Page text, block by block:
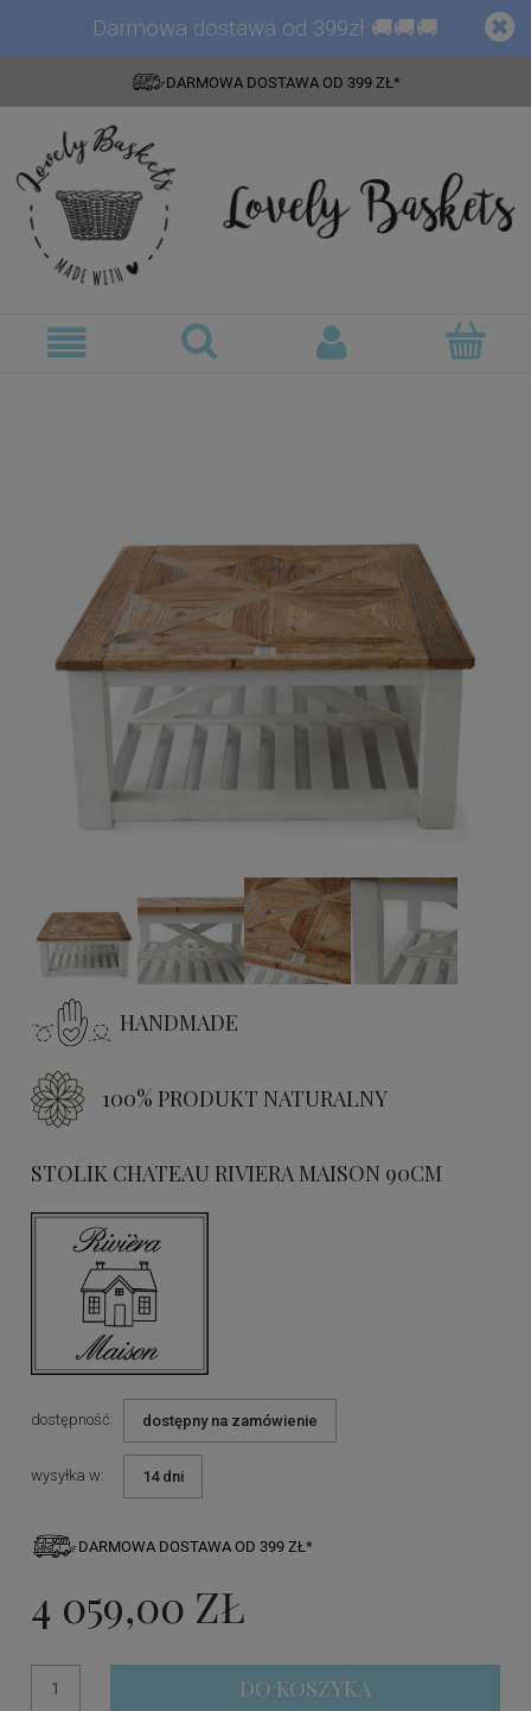
Darmowa dostawa od 399zł 🚚🚚🚚
DARMOWA DOSTAWA OD 399 ZŁ*
HANDMADE
100% PRODUKT NATURALNY
STOLIK CHATEAU RIVIERA MAISON 90CM
dostępność: dostępny na zamówienie
wysyłka w: 14 dni
DARMOWA DOSTAWA OD 399 ZŁ*
4 059,00 ZŁ
DO KOSZYKA